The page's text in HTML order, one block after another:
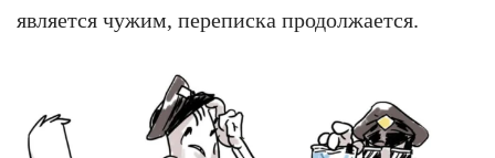
является чужим, переписка продолжается.